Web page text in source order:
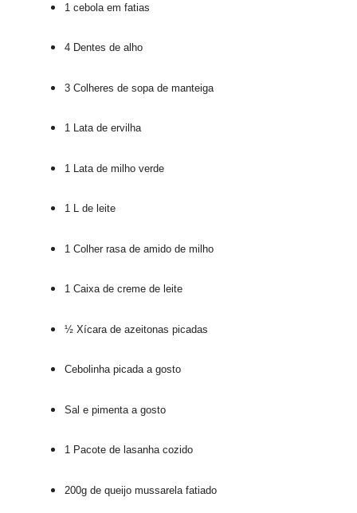
1 cebola em fatias
4 Dentes de alho
3 Colheres de sopa de manteiga
1 Lata de ervilha
1 Lata de milho verde
1 L de leite
1 Colher rasa de amido de milho
1 Caixa de creme de leite
½ Xícara de azeitonas picadas
Cebolinha picada a gosto
Sal e pimenta a gosto
1 Pacote de lasanha cozido
200g de queijo mussarela fatiado